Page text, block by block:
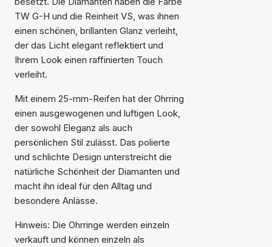
Der Artikel wurde in den
TW G-H und die Reinheit VS, was ihnen
einen schönen, brillanten Glanz verleiht,
der das Licht elegant reflektiert und
Ihrem Look einen raffinierten Touch
verleiht.
Mit einem 25-mm-Reifen hat der Ohrring
einen ausgewogenen und luftigen Look,
der sowohl Eleganz als auch
persönlichen Stil zulässt. Das polierte
und schlichte Design unterstreicht die
natürliche Schönheit der Diamanten und
macht ihn ideal für den Alltag und
besondere Anlässe.
Hinweis: Die Ohrringe werden einzeln
verkauft und können einzeln als